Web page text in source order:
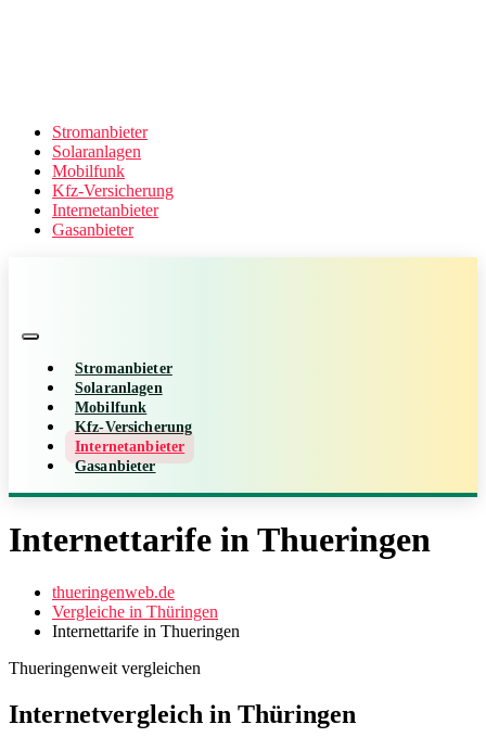
Stromanbieter
Solaranlagen
Mobilfunk
Kfz-Versicherung
Internetanbieter
Gasanbieter
Stromanbieter
Solaranlagen
Mobilfunk
Kfz-Versicherung
Internetanbieter
Gasanbieter
Internettarife in Thueringen
thueringenweb.de
Vergleiche in Thüringen
Internettarife in Thueringen
Thueringenweit vergleichen
Internetvergleich in Thüringen